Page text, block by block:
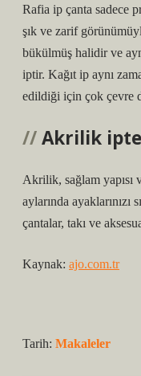
Rafia ip çanta sadece
şık ve zarif
bükülmüş halidir ve
iptir. Kağıt ip aynı
edildiği için çok çevre
Akrilik
Akrilik, sağlam yapısı
aylarında
çantalar, takı ve
Kaynak: ajo.com.tr
Tarih: Makaleler